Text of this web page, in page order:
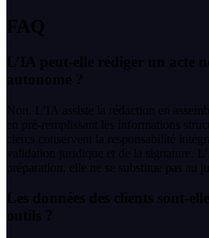
FAQ
L’IA peut-elle rédiger un acte
autonome ?
Non. L’IA assiste la rédaction en
en pré-remplissant les informations
clercs conservent la responsabilité
validation juridique et de la signature.
préparation, elle ne se substitue pas au
Les données des clients sont-
outils ?